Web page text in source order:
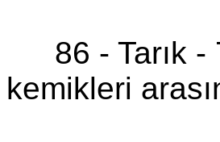
86 - Tarık -
kemikleri